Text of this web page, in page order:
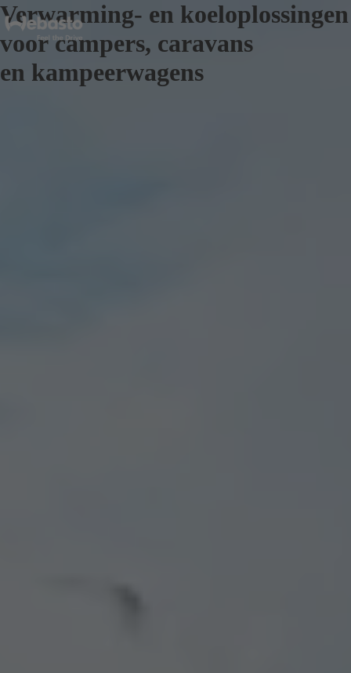
Verwarming- en koeloplossingen
voor campers, caravans
en kampeerwagens